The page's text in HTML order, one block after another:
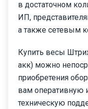
в достаточном
ИП,
а также сетевым
Купить весы
акк) можно
приобретения
вам оперативную
техническую